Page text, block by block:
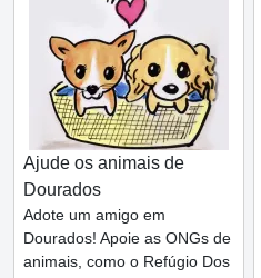
Ajude os animais de
Dourados
Adote um amigo em
Dourados! Apoie as ONGs de
animais, como o Refúgio Dos